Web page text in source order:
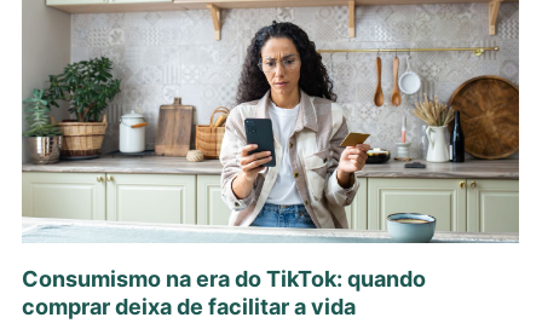
Consumismo na era do TikTok: quando
comprar deixa de facilitar a vida